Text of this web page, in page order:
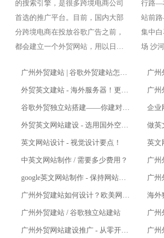
的搜索引擎，是很多跨境电商公司
首选的推广平台。目前，国内大部
分跨境电商在投放谷歌广告之前，
都会建立一个外贸网站，用以日后
歌外贸建站怎么做？ 1，自建外贸网
站 企业可以搭建开发团队去自建网
站，但是缺点是开发周期比较长，
际需求进行调整。 2，外贸网站建设
系统 现在很多公司采用的都是网站
建设系统进行谷歌外贸建站的。一
般外贸网站建设系统会提供组件，
行路—
站前
集中
场 沙
仔产业带 增城新塘镇
看新
塘段
重点...
广州外贸建站 | 谷歌外贸建站怎么
做？
广州
源
外贸英文建站 - 海外服务器！更顺
畅！
广州
式’
谷歌外贸独立站搭建——你建对了
吗？？
企业
文网
外贸英文网站建设 - 选用国外空间
服务器！
做英
划算
英文网站设计 - 视觉设计要点！ 英文
中英文网站制作 / 需要多少费用？
广州
开
google英文网站制作 - 保持网站的
活跃度和新鲜感！
广州
怎么
广州外贸建站如何设计？欧美网站
注重细节点缀
海外
广州外贸建站 / 谷歌独立站建站
广州
站？
广州外贸网站建设推广 - 从零开
广州